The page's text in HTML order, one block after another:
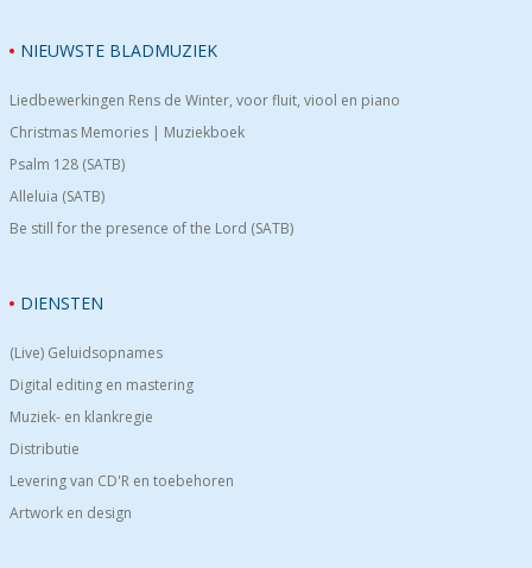
NIEUWSTE BLADMUZIEK
Liedbewerkingen Rens de Winter, voor fluit, viool en piano
Christmas Memories | Muziekboek
Psalm 128 (SATB)
Alleluia (SATB)
Be still for the presence of the Lord (SATB)
DIENSTEN
(Live) Geluidsopnames
Digital editing en mastering
Muziek- en klankregie
Distributie
Levering van CD'R en toebehoren
Artwork en design